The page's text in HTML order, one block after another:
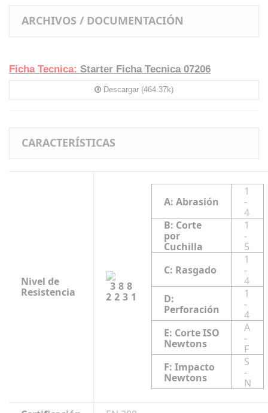
ARCHIVOS / DOCUMENTACIÓN
Ficha Tecnica: Starter Ficha Tecnica 07206
Descargar (464.37k)
CARACTERÍSTICAS
Nivel de
Resistencia
2231
A: Abrasión
1
-
4
B: Corte
por
Cuchilla
1
-
5
C: Rasgado
1
-
4
D:
Perforación
1
-
4
E: Corte ISO
Newtons
A
-
F
F: Impacto
Newtons
S
-
N